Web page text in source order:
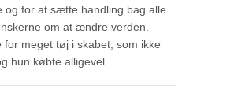
og for at sætte handling bag alle
om at ændre verden.
for meget tøj i skabet, som ikke
hun købte alligevel…